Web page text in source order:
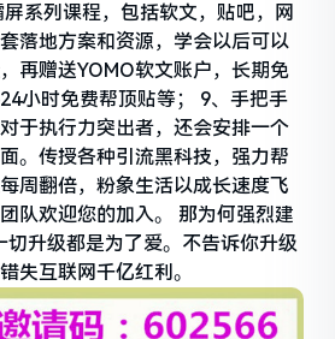
系列课程，包括软文，贴吧，网
落地方案和资源，学会以后可以
再赠送YOMO软文账户，长期免
小时免费帮顶贴等； 9、手把手
于执行力突出者，还会安排一个
。传授各种引流黑科技，强力帮
周翻倍，粉象生活以成长速度飞
队欢迎您的加入。 那为何强烈建
升级都是为了爱。不告诉你升级
失互联网千亿红利。